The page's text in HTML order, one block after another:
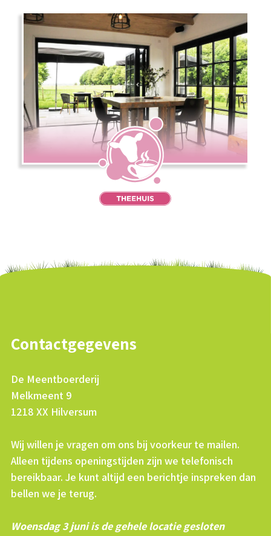
Contactgegevens
De Meentboerderij
Melkmeent 9
1218 XX Hilversum
Wij willen je vragen om ons bij voorkeur te mailen.
Alleen tijdens openingstijden zijn we telefonisch
bereikbaar. Je kunt altijd een berichtje inspreken dan
bellen we je terug.
Woensdag 3 juni is de gehele locatie gesloten